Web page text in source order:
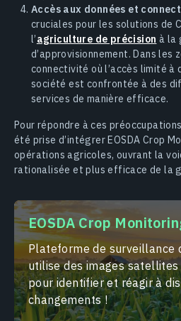
Accès aux données et
cruciales pour les solutions de
l’agriculture de précision à la
d’approvisionnement. Dans les
connectivité où l’accès limité à
société est confrontée à des
services de manière efficace.
Pour répondre à ces
été prise d’intégrer EOSDA Crop
opérations agricoles, ouvrant la
rationalisée et plus efficace de la
EOSDA Crop
Plateforme de surveillance
utilise des images
pour identifier et réagir à
changements !